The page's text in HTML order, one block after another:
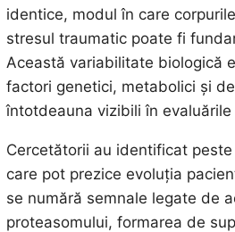
identice, modul în care
stresul traumatic poate fi
Această variabilitate biologică
factori genetici, metabolici și
întotdeauna vizibili în
Cercetătorii au identificat
care pot prezice evoluția
se numără semnale legate de
proteasomului, formarea de